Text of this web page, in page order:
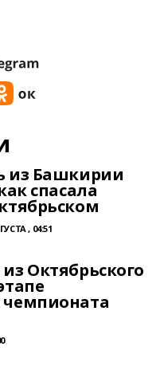
из Башкирии
спасала
, 04:51
Октябрьского